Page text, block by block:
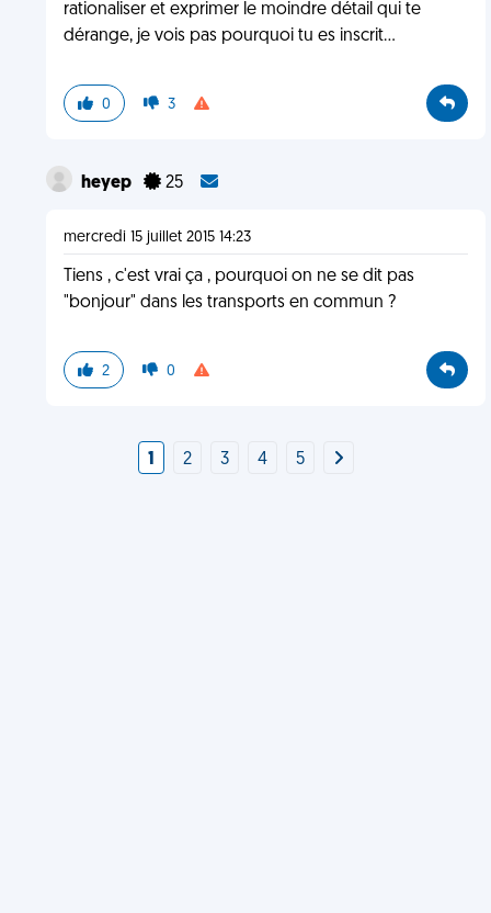
rationaliser et exprimer le moindre détail qui te
dérange, je vois pas pourquoi tu es inscrit...
0 3
heyep 25
mercredi 15 juillet 2015 14:23
Tiens , c'est vrai ça , pourquoi on ne se dit pas
"bonjour" dans les transports en commun ?
2 0
1 2 3 4 5